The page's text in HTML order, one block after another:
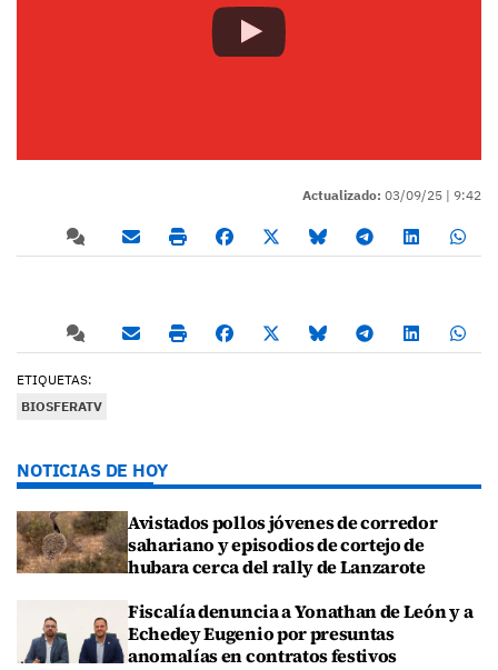
Actualizado: 03/09/25 | 9:42
ETIQUETAS:
BIOSFERATV
NOTICIAS DE HOY
Avistados pollos jóvenes de corredor
sahariano y episodios de cortejo de
hubara cerca del rally de Lanzarote
Fiscalía denuncia a Yonathan de León y a
Echedey Eugenio por presuntas
anomalías en contratos festivos